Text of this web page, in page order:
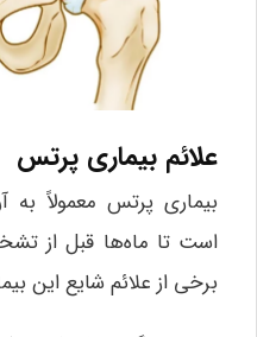
علائم بیماری پرتس
بیماری پرتس معمولاً
است تا ماه‌ها قبل از
برخی از علائم شایع این